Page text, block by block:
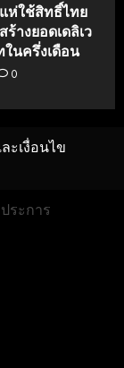
ห่ใช้สิทธิ์ไทย
างยอดเดลิเว
นครึ่งเดือน
0
ะเงื่อนไข
ระการ